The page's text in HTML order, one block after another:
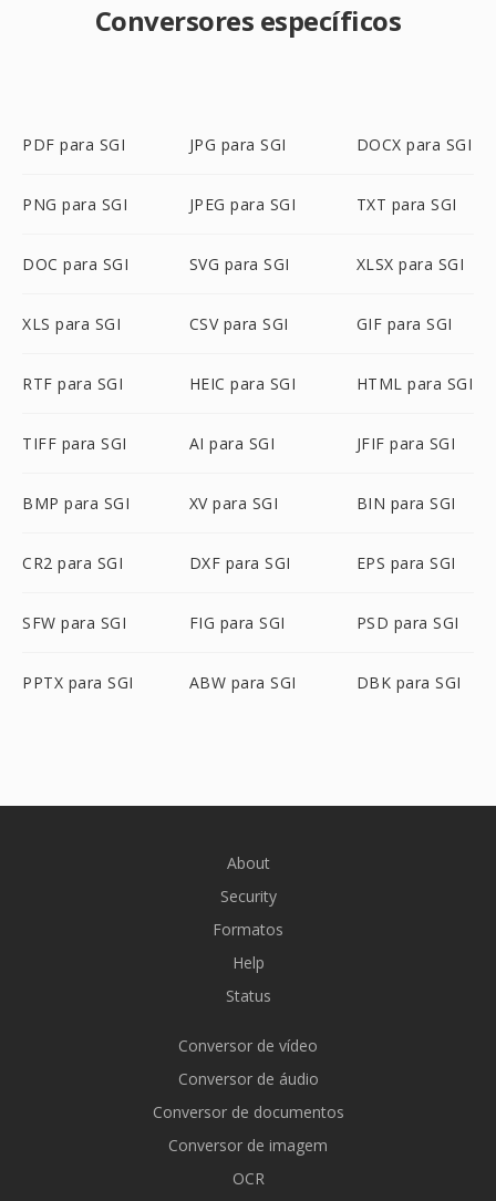
Conversores específicos
PDF para SGI JPG para SGI DOCX para SGI
PNG para SGI JPEG para SGI TXT para SGI
DOC para SGI SVG para SGI XLSX para SGI
XLS para SGI CSV para SGI GIF para SGI
RTF para SGI HEIC para SGI HTML para SGI
TIFF para SGI AI para SGI JFIF para SGI
BMP para SGI XV para SGI BIN para SGI
CR2 para SGI DXF para SGI EPS para SGI
SFW para SGI FIG para SGI PSD para SGI
PPTX para SGI ABW para SGI DBK para SGI
About
Security
Formatos
Help
Status
Conversor de vídeo
Conversor de áudio
Conversor de documentos
Conversor de imagem
OCR